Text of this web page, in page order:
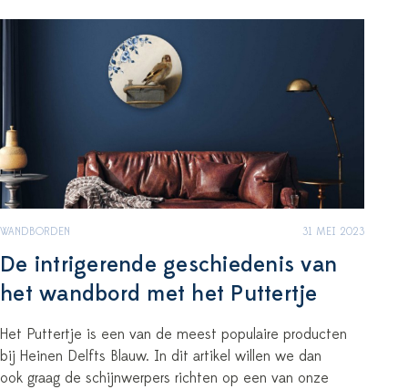
WANDBORDEN 31 MEI 2023
De intrigerende geschiedenis van
het wandbord met het Puttertje
Het Puttertje is een van de meest populaire producten
bij Heinen Delfts Blauw. In dit artikel willen we dan
ook graag de schijnwerpers richten op een van onze